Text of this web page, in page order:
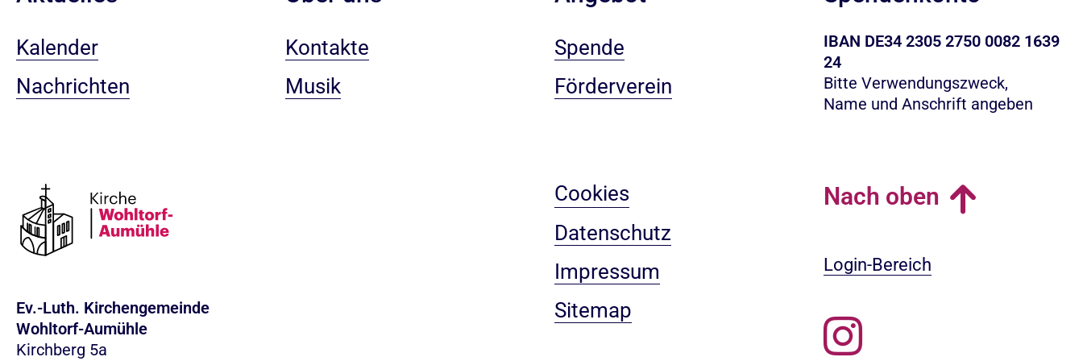
Kalender
Nachrichten
Kontakte
Musik
Spende
Förderverein
IBAN DE34 2305 2750 0082 1639
24
Bitte Verwendungszweck,
Name und Anschrift angeben
Ev.-Luth. Kirchengemeinde
Wohltorf-Aumühle
Kirchberg 5a
Cookies
Datenschutz
Impressum
Sitemap
Nach oben
Login-Bereich